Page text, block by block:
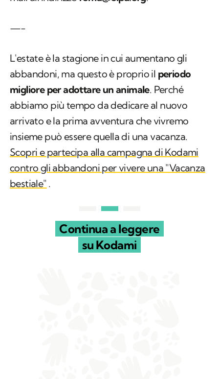
—-
L'estate è la stagione in cui aumentano gli
abbandoni, ma questo è proprio il periodo
migliore per adottare un animale. Perché
abbiamo più tempo da dedicare al nuovo
arrivato e la prima avventura che vivremo
insieme può essere quella di una vacanza.
Scopri e partecipa alla campagna di Kodami
contro gli abbandoni per vivere una "Vacanza
bestiale" .
Continua a leggere
su Kodami